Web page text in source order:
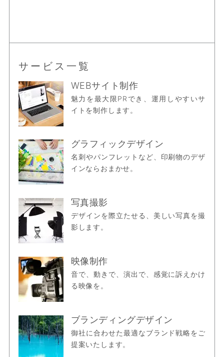
サービス一覧
WEBサイト制作
魅力を最大限PRでき、運用しやすいサ
イトを制作します。
グラフィックデザイン
名刺やパンフレットなど、印刷物のデザ
インならおまかせ。
写真撮影
デザインを際立たせる、美しい写真を撮
影します。
映像制作
音で、動きで、演出で、感覚に訴えかけ
る映像を。
ブランディングデザイン
御社に合わせた最適なブランド戦略をご
提案いたします。